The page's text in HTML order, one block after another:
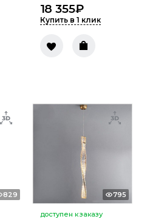
18 355₽
Купить в 1 клик
829 795
доступен к заказу